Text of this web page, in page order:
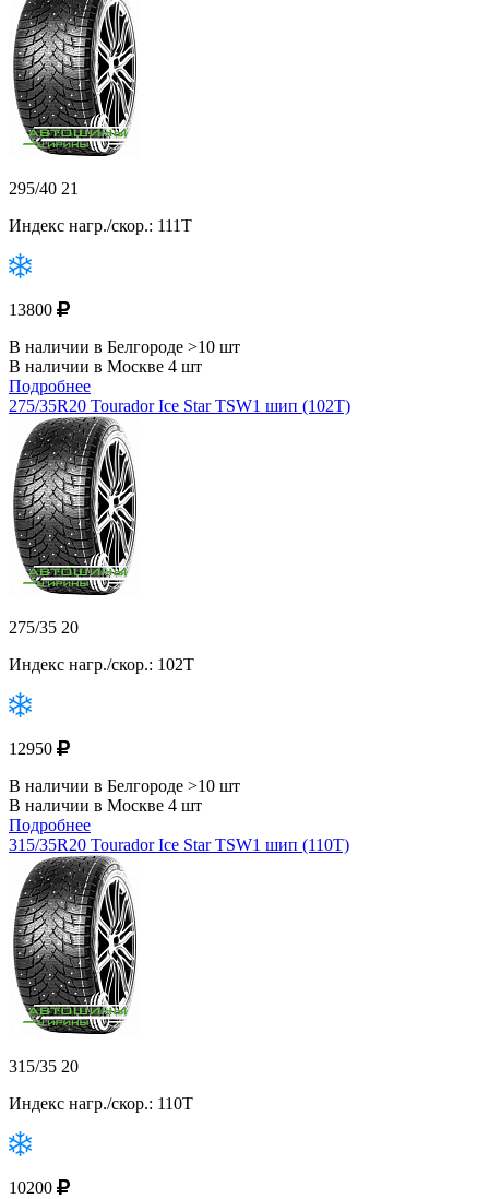
295/40 21
Индекс нагр./скор.: 111T
13800
В наличии в Белгороде >10 шт
В наличии в Москве 4 шт
Подробнее
275/35R20 Tourador Ice Star TSW1 шип (102T)
275/35 20
Индекс нагр./скор.: 102T
12950
В наличии в Белгороде >10 шт
В наличии в Москве 4 шт
Подробнее
315/35R20 Tourador Ice Star TSW1 шип (110T)
315/35 20
Индекс нагр./скор.: 110T
10200